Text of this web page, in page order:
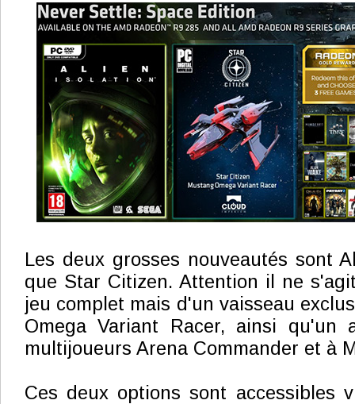
Les deux grosses nouveautés sont
que Star Citizen. Attention il ne
jeu complet mais d'un vaisseau
Omega Variant Racer, ainsi qu'un
multijoueurs Arena Commander et à
Ces deux options sont accessibles